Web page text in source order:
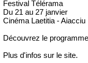
Festival Télérama
Du 21 au 27 janvier
Cinéma Laetitia - Aiacciu
Découvrez le
Plus d'infos sur le site.